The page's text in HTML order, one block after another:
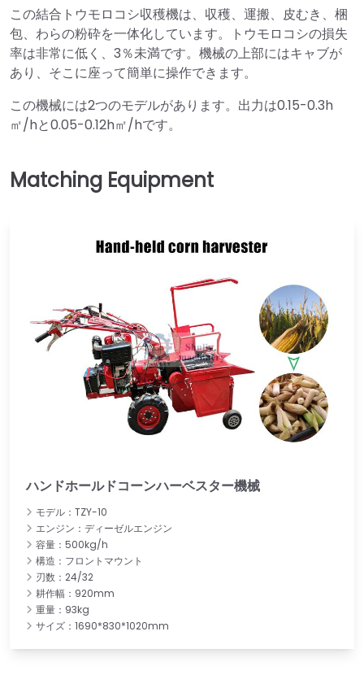
この結合トウモロコシ収穫機は、収穫、運搬、皮むき、梱
包、わらの粉砕を一体化しています。トウモロコシの損失
率は非常に低く、3％未満です。機械の上部にはキャブが
あり、そこに座って簡単に操作できます。
この機械には2つのモデルがあります。出力は0.15-0.3h
㎡/hと0.05-0.12h㎡/hです。
ハンドホールドコーンハーベスター機械
モデル：TZY-10
エンジン：ディーゼルエンジン
容量：500kg/h
構造：フロントマウント
刃数：24/32
耕作幅：920mm
重量：93kg
サイズ：1690*830*1020mm